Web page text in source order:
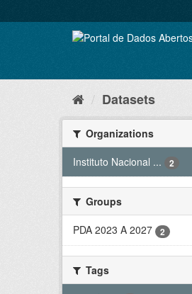
to
Datasets
Organizations
Instituto Nacional ...
2
Groups
PDA 2023 A 2027
2
Tags